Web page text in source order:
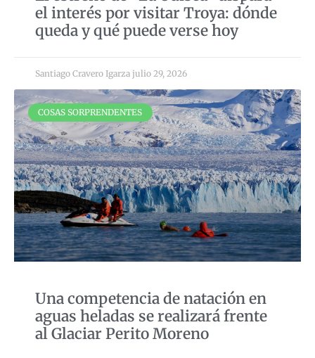
el interés por visitar Troya: dónde
queda y qué puede verse hoy
Santiago Cravero Igarza julio 29, 2026
COSAS SORPRENDENTES
Una competencia de natación en
aguas heladas se realizará frente
al Glaciar Perito Moreno